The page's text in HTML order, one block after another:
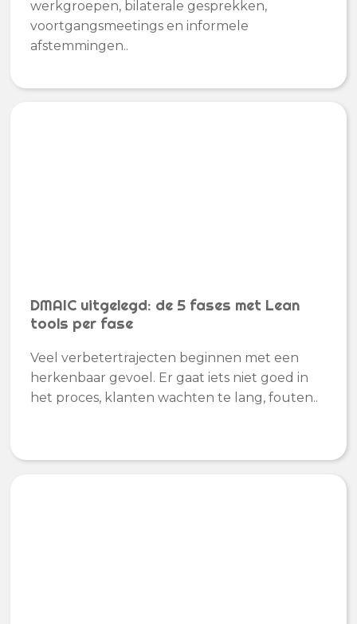
werkgroepen, bilaterale gesprekken,
voortgangsmeetings en informele
afstemmingen..
DMAIC uitgelegd: de 5 fases met Lean
tools per fase
Veel verbetertrajecten beginnen met een
herkenbaar gevoel. Er gaat iets niet goed in
het proces, klanten wachten te lang, fouten..